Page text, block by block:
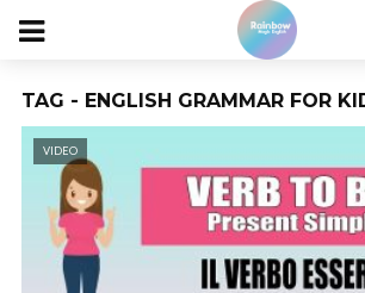
TAG - ENGLISH GRAMMAR FOR
VIDEO